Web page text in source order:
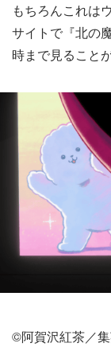
もちろんこれは
サイトで『北の
時まで見ること
©阿賀沢紅茶／